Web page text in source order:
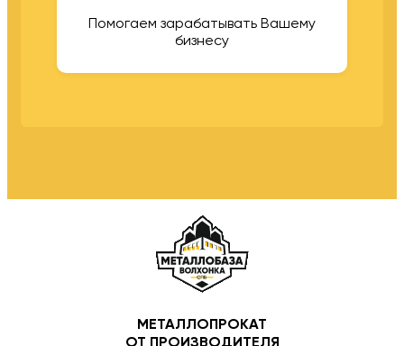
Помогаем зарабатывать Вашему
бизнесу
МЕТАЛЛОПРОКАТ
ОТ ПРОИЗВОДИТЕЛЯ